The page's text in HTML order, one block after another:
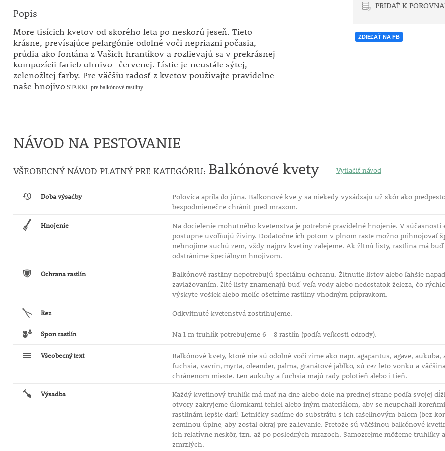
Popis
More tisícich kvetov od skorého leta po neskorú jeseň. Tieto
krásne, prevísajúce pelargónie odolné voči nepriazni počasia,
prúdia ako fontána z Vašich hrantíkov a rozlievajú sa v prekrásnej
kompozícii farieb ohnivo- červenej. Lístie je neustále sýtej,
zelenožltej farby. Pre väčšiu radosť z kvetov používajte pravidelne
naše hnojivo STARKL pre balkónové rastliny.
PRIDAŤ K
ZDIEĽAŤ NA FB
NÁVOD NA PESTOVANIE
VŠEOBECNÝ NÁVOD PLATNÝ PRE KATEGÓRIU: Balkónové kvety Vytlačiť návod
Doba výsadby
Polovica apríla do júna. Balkonové kvety sa niekedy vysádzajú už skôr ako
bezpodmienečne chránit pred mrazom.
Hnojenie
Na docielenie mohutného kvetenstva je potrebné pravidelné hnojenie. V
postupne uvoľňujú živiny. Dodatočne ich potom v plnom raste možno prihnojovať
nehnojíme suchú zem, vždy najprv kvetiny zalejeme. Ak žltnú listy, rastlina má
odstránime špeciálnym hnojivom.
Ochrana rastlín
Balkónové rastliny nepotrebujú špeciálnu ochranu. Žltnutie listov alebo ľahšie
zavlažovaním. Žlté listy znamenajú buď veľa vody alebo nedostatok železa, čo
výskyte vošiek alebo molíc ošetríme rastliny vhodným prípravkom.
Rez Odkvitnuté kvetenstvá zostrihujeme.
Spon rastlín Na 1 m truhlík potrebujeme 6 - 8 rastlín (podľa veľkosti odrody).
Všeobecný text
Balkónové kvety, ktoré nie sú odolné voči zime ako napr. agapantus, agave,
fuchsia, vavrín, myrta, oleander, palma, granátové jablko, sú cez leto vonku a
chránenom mieste. Len aukuby a fuchsia majú rady polotieň alebo i tieň.
Výsadba
Každý kvetinový truhlík má mať na dne alebo dole na prednej strane podľa svojej
otvory zakryjeme úlomkami tehiel alebo iným materiálom, aby se neupchali
rastlinám lepšie darí! Letničky sadíme do substrátu s ich rašelinovým balom (bez
zeminou úplne, aby zostal okraj pre zalievanie. Pretože sú väčšinou balkónové
ich relatívne neskôr, tzn. až po posledných mrazoch. Samozrejme môžeme truhlíky
zmrzlých.